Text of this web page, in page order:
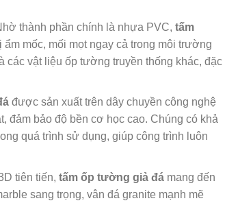
thành phần chính là nhựa PVC, tấm
mốc, mối mọt ngay cả trong môi trường
vật liệu ốp tường truyền thống khác, đặc
được sản xuất trên dây chuyền công nghệ
đảm bảo độ bền cơ học cao. Chúng có khả
quá trình sử dụng, giúp công trình luôn
tiên tiến, tấm ốp tường giả đámang đến
sang trọng, vân đá granite mạnh mẽ